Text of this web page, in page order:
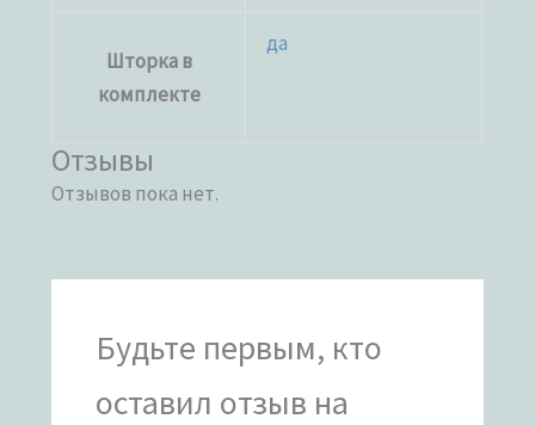
Шторка в
комплекте
да
Отзывы
Отзывов пока нет.
Будьте первым, кто
оставил отзыв на